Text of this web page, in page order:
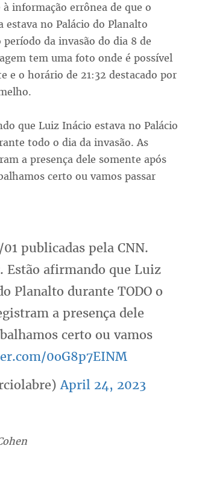
à informação errônea de que o
estava no Palácio do Planalto
da invasão do dia 8 de
tem uma foto onde é possível
e o horário de 21:32 destacado por
que Luiz Inácio estava no Palácio
todo o dia da invasão. As
a presença dele somente após
certo ou vamos passar
publicadas pela CNN.
Estão afirmando que Luiz
Planalto durante TODO o
a presença dele
certo ou vamos
0oG8p7EINM
April 24, 2023